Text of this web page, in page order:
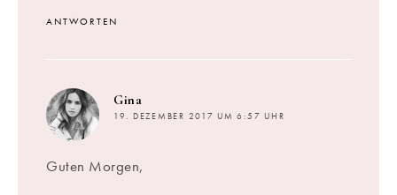
ANTWORTEN
Gina
19. DEZEMBER 2017 UM 6:57 UHR
Guten Morgen,